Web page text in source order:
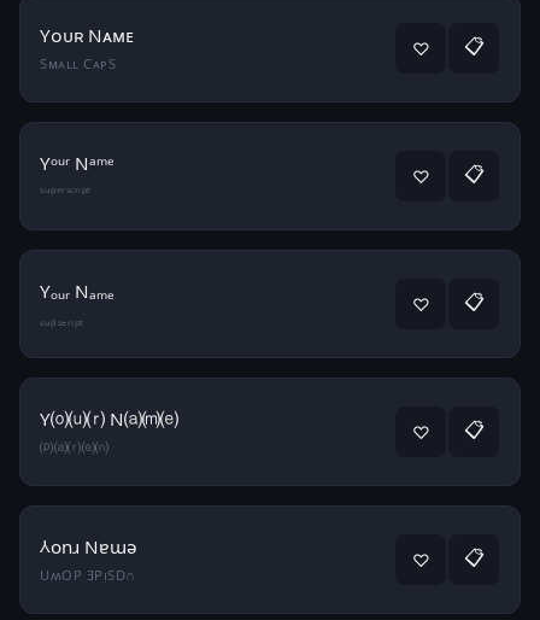
Yᴏᴜʀ Nᴀᴍᴇ
Sᴍᴀʟʟ CᴀᴘS
♡ 📋
Yᵒᵘʳ Nᵃᵐᵉ
ˢᵘᵖᵉʳˢᶜʳⁱᵖᵗ
♡ 📋
Yₒᵤᵣ Nₐₘₑ
ₛᵤᵦₛ꜀ᵣᵢₚₜ
♡ 📋
Y⒪⒰⒭ N⒜⒨⒠
⒫⒜⒭⒠⒩
♡ 📋
⅄onɹ Nɐɯǝ
UʍOP ƎPᴉSD∩
♡ 📋